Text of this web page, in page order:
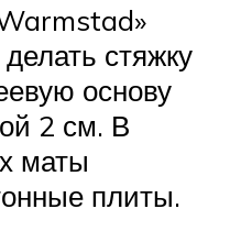
стяжку
основу
2 см. В
маты
плиты.